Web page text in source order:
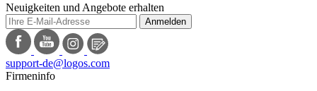
Neuigkeiten und Angebote erhalten
Anmelden
support-de@logos.com
Firmeninfo